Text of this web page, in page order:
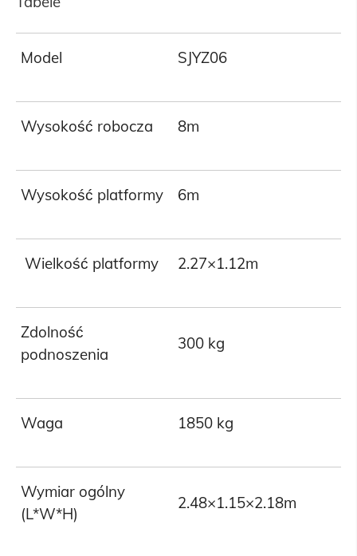
Model SJYZ06
Wysokość robocza 8m
Wysokość platformy 6m
Wielkość platformy 2.27×1.12m
Zdolność
podnoszenia
300 kg
Waga 1850 kg
Wymiar ogólny
(L*W*H)
2.48×1.15×2.18m